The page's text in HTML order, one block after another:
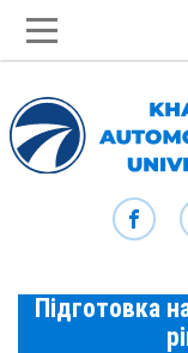
Підготовка